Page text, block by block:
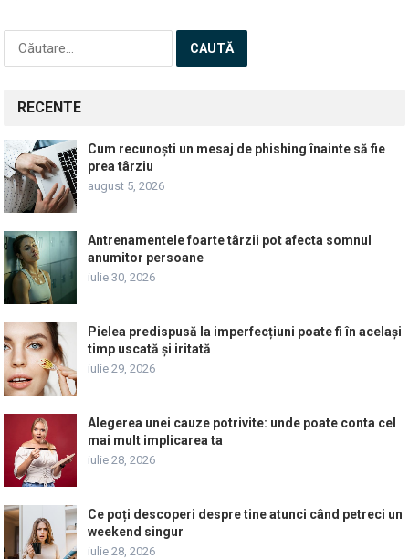
Caută
după:
RECENTE
Cum recunoști un mesaj de phishing înainte să fie
prea târziu
august 5, 2026
Antrenamentele foarte târzii pot afecta somnul
anumitor persoane
iulie 30, 2026
Pielea predispusă la imperfecțiuni poate fi în același
timp uscată și iritată
iulie 29, 2026
Alegerea unei cauze potrivite: unde poate conta cel
mai mult implicarea ta
iulie 28, 2026
Ce poți descoperi despre tine atunci când petreci un
weekend singur
iulie 28, 2026